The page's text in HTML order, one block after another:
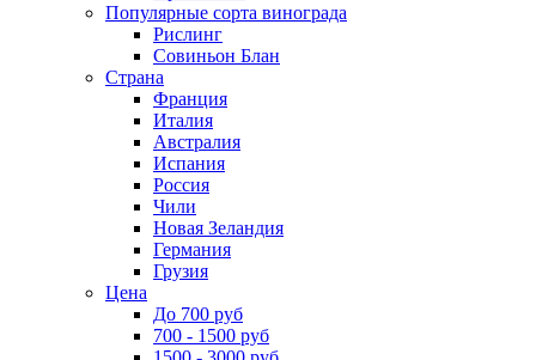
Популярные сорта винограда
Рислинг
Совиньон Блан
Страна
Франция
Италия
Австралия
Испания
Россия
Чили
Новая Зеландия
Германия
Грузия
Цена
До 700 руб
700 - 1500 руб